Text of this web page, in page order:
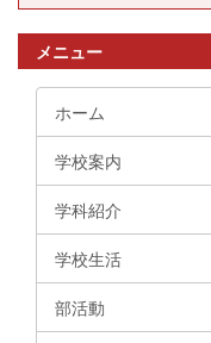
メニュー
ホーム
学校案内
学科紹介
学校生活
部活動